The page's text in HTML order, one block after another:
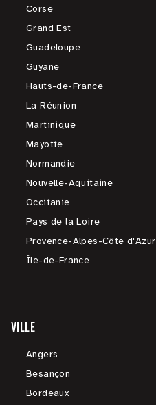
Corse
Grand Est
Guadeloupe
Guyane
Hauts-de-France
La Réunion
Martinique
Mayotte
Normandie
Nouvelle-Aquitaine
Occitanie
Pays de la Loire
Provence-Alpes-Côte d'Azur
Île-de-France
VILLE
Angers
Besançon
Bordeaux